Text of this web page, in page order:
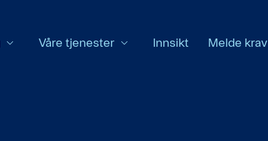
Våre tjenester Innsikt Melde krav